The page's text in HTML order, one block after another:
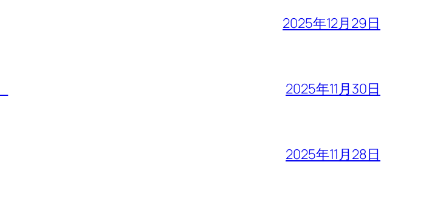
2025年12月29日
2025年11月30日
2025年11月28日